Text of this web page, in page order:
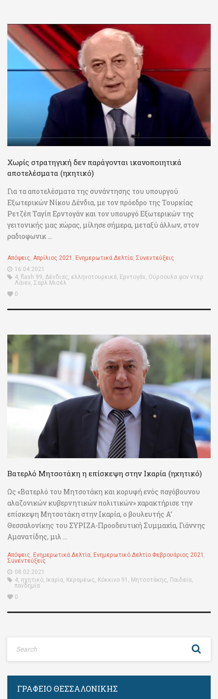
Χωρίς στρατηγική δεν παράγονται ικανοποιητικά
αποτελέσματα (ηχητικό)
Για τα αποτελέσματα της συνάντησης του υπουργού
Εξωτερικών Νίκου Δένδια, με τον πρόεδρο της Τουρκίας
Ρετζέπ Ταγίπ Ερντογάν και τον υπουργό Εξωτερικών της
γειτονικής μας χώρας, μίλησε σήμερα, μεταξύ άλλων, στον
ραδιοφωνικ ...
Απόψεις, Απρίλιος 2021 , Ενημερωτικά Δελτία, Συνεντεύξεις
16.04.2021
4, flash 99, Δένδιας, ελληνοτουρκικά, Ερντογάν, Ούρσουλα φον ντερ
Λάιεν, Σαρλ Μισέλ
0
Βατερλό Μητσοτάκη η επίσκεψη στην Ικαρία (ηχητικό)
Ως «Βατερλό του Μητσοτάκη και κορυφή ενός παγόβουνου
αλαζονικών κυβερνητικών πολιτικών» χαρακτήρισε την
επίσκεψη Μητσοτάκη στην Ικαρία, ο βουλευτής Α’
Θεσσαλονίκης του ΣΥΡΙΖΑ-Προοδευτική Συμμαχία, Γιάννης
Αμανατίδης, μιλ ...
Απόψεις, Ενημερωτικά Δελτία, Ενημερωτικό Δελτίο Φεβρουάριος 2021 ,
Συνεντεύξεις
08.02.2021
4, ηχητικό, Ικαρία, Κεραμέως, Κόκκινο 91 , Μητσοτάκης, Παιδεία,
πανδημία
0
ΓΡΑΦΕΊΟ ΘΕΣΣΑΛΟΝΊΚΗΣ